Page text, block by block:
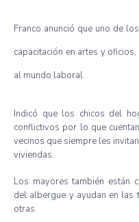
Franco anunció que uno de
capacitación en artes y
al mundo laboral.
Indicó que los chicos del
conflictivos por lo que
vecinos que siempre les
viviendas.
Los mayores también están
del albergue y ayudan en las
otras.